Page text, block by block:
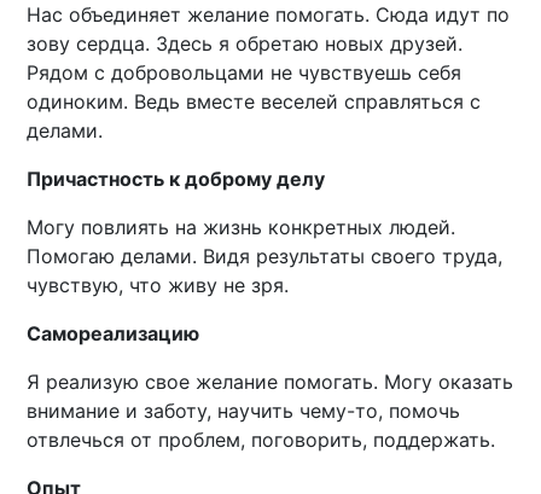
Нас объединяет желание помогать. Сюда идут по
зову сердца. Здесь я обретаю новых друзей.
Рядом с добровольцами не чувствуешь себя
одиноким. Ведь вместе веселей справляться с
делами.
Причастность к доброму делу
Могу повлиять на жизнь конкретных людей.
Помогаю делами. Видя результаты своего труда,
чувствую, что живу не зря.
Самореализацию
Я реализую свое желание помогать. Могу оказать
внимание и заботу, научить чему-то, помочь
отвлечься от проблем, поговорить, поддержать.
Опыт